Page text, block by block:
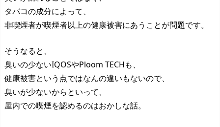
タバコの成分によって、
非喫煙者が喫煙者以上の健康被害にあうことが問題です。
そうなると、
臭いの少ないIQOSやPloom TECHも、
健康被害という点ではなんの違いもないので、
臭いが少ないからといって、
屋内での喫煙を認めるのはおかしな話。